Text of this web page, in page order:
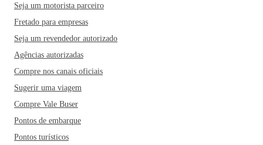
Seja um motorista parceiro
Fretado para empresas
Seja um revendedor autorizado
Agências autorizadas
Compre nos canais oficiais
Sugerir uma viagem
Compre Vale Buser
Pontos de embarque
Pontos turísticos